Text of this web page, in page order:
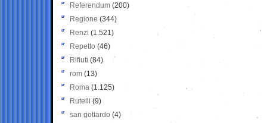
Referendum (200)
Regione (344)
Renzi (1.521)
Repetto (46)
Rifiuti (84)
rom (13)
Roma (1.125)
Rutelli (9)
san gottardo (4)